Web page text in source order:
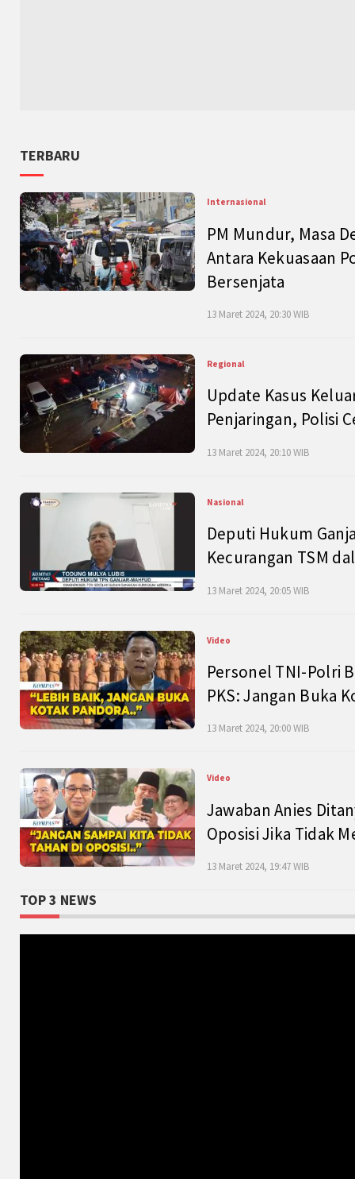
TERBARU
Internasional
PM Mundur, Masa
Antara Kekuasaan
Bersenjata
13 Maret 2024, 20:30 WIB
Regional
Update Kasus
Penjaringan, Polisi
13 Maret 2024, 20:10 WIB
Nasional
Deputi Hukum
Kecurangan TSM
13 Maret 2024, 20:05 WIB
Video
Personel TNI-Polri
PKS: Jangan Buka
13 Maret 2024, 20:00 WIB
Video
Jawaban Anies
Oposisi Jika Tidak
13 Maret 2024, 19:47 WIB
TOP 3 NEWS